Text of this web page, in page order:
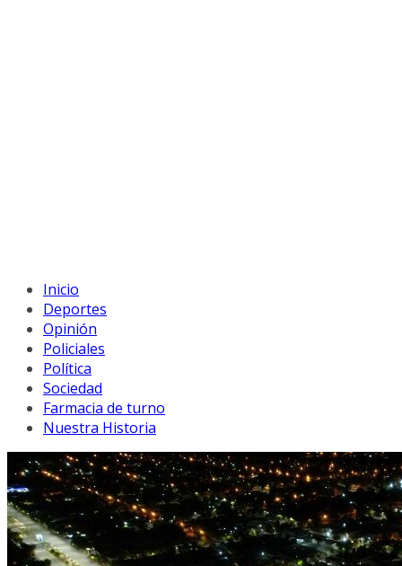
Inicio
Deportes
Opinión
Policiales
Política
Sociedad
Farmacia de turno
Nuestra Historia